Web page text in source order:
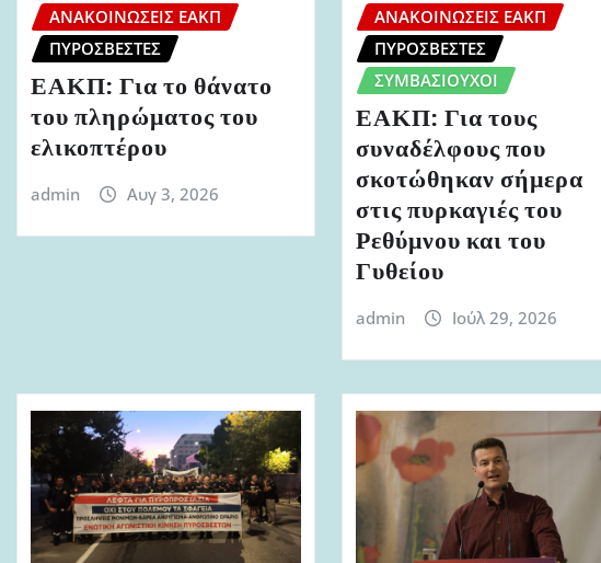
ΑΝΑΚΟΙΝΏΣΕΙΣ ΕΑΚΠ
ΠΥΡΟΣΒΈΣΤΕΣ
ΕΑΚΠ: Για το θάνατο
του πληρώματος του
ελικοπτέρου
admin Αυγ 3, 2026
ΑΝΑΚΟΙΝΏΣΕΙΣ ΕΑΚΠ
ΠΥΡΟΣΒΈΣΤΕΣ
ΣΥΜΒΑΣΙΟΎΧΟΙ
ΕΑΚΠ: Για τους
συναδέλφους που
σκοτώθηκαν σήμερα
στις πυρκαγιές του
Ρεθύμνου και του
Γυθείου
admin Ιούλ 29, 2026